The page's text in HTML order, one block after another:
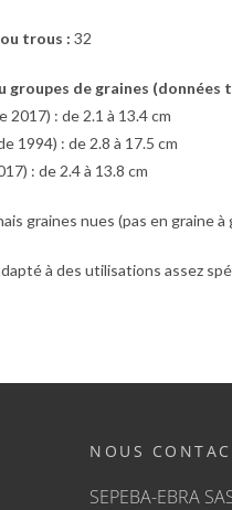
trous : 32
groupes de graines (données
2017) : de 2.1 à 13.4 cm
1994) : de 2.8 à 17.5 cm
: de 2.4 à 13.8 cm
graines nues (pas en graine
à des utilisations assez
NOUS
SEPEBA-EBRA